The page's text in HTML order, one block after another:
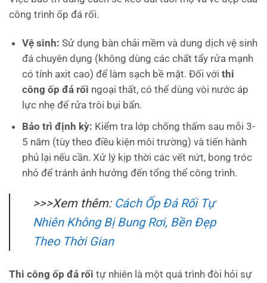
công trình ốp đá rối.
Vệ sinh: Sử dụng bàn chải mềm và dung dịch vệ sinh
đá chuyên dụng (không dùng các chất tẩy rửa mạnh
có tính axit cao) để làm sạch bề mặt. Đối với thi
công ốp đá rối ngoại thất, có thể dùng vòi nước áp
lực nhẹ để rửa trôi bụi bẩn.
Bảo trì định kỳ: Kiểm tra lớp chống thấm sau mỗi 3-
5 năm (tùy theo điều kiện môi trường) và tiến hành
phủ lại nếu cần. Xử lý kịp thời các vết nứt, bong tróc
nhỏ để tránh ảnh hưởng đến tổng thể công trình.
>>>Xem thêm: Cách Ốp Đá Rối Tự
Nhiên Không Bị Bung Rơi, Bền Đẹp
Theo Thời Gian
Thi công ốp đá rối tự nhiên là một quá trình đòi hỏi sự